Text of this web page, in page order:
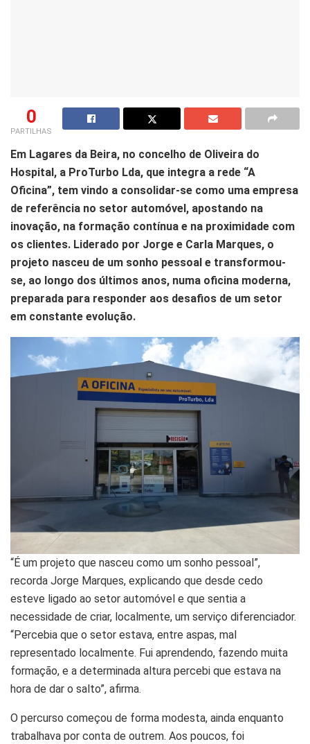
0
PARTILHAS
Em Lagares da Beira, no concelho de Oliveira do
Hospital, a ProTurbo Lda, que integra a rede “A
Oficina”, tem vindo a consolidar-se como uma empresa
de referência no setor automóvel, apostando na
inovação, na formação contínua e na proximidade com
os clientes. Liderado por Jorge e Carla Marques, o
projeto nasceu de um sonho pessoal e transformou-
se, ao longo dos últimos anos, numa oficina moderna,
preparada para responder aos desafios de um setor
em constante evolução.
“É um projeto que nasceu como um sonho pessoal”,
recorda Jorge Marques, explicando que desde cedo
esteve ligado ao setor automóvel e que sentia a
necessidade de criar, localmente, um serviço diferenciador.
“Percebia que o setor estava, entre aspas, mal
representado localmente. Fui aprendendo, fazendo muita
formação, e a determinada altura percebi que estava na
hora de dar o salto”, afirma.
O percurso começou de forma modesta, ainda enquanto
trabalhava por conta de outrem. Aos poucos, foi